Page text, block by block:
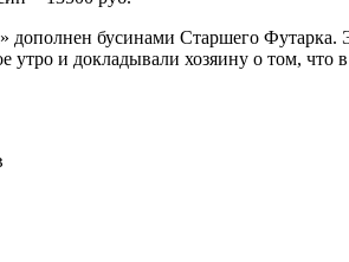
дополнен бусинами Старшего
утро и докладывали хозяину о том,